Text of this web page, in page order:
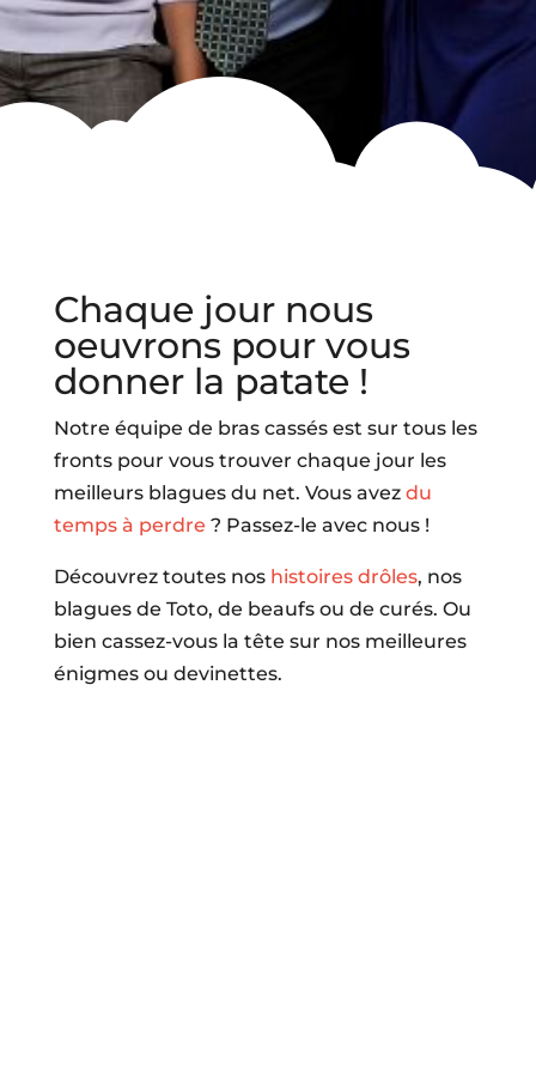
Chaque jour nous
oeuvrons pour vous
donner la patate !
Notre équipe de bras cassés est sur tous les
fronts pour vous trouver chaque jour les
meilleurs blagues du net. Vous avez du
temps à perdre ? Passez-le avec nous !
Découvrez toutes nos histoires drôles, nos
blagues de Toto, de beaufs ou de curés. Ou
bien cassez-vous la tête sur nos meilleures
énigmes ou devinettes.